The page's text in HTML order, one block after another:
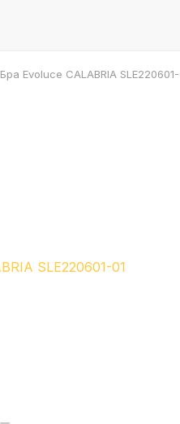
Бра Evoluce CALABRIA SLE220601-